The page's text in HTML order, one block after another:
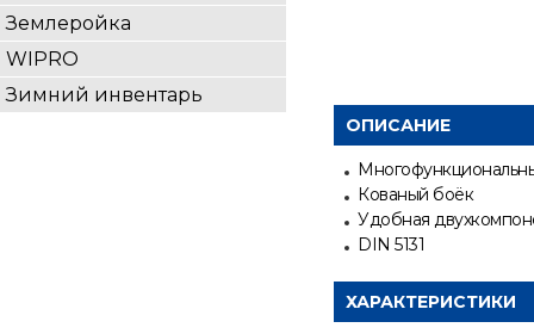
Землеройка
WIPRO
Зимний инвентарь
ОПИСАНИЕ
Кованый боёк
Удобная
DIN 5131
ХАРАКТЕРИСТИКИ